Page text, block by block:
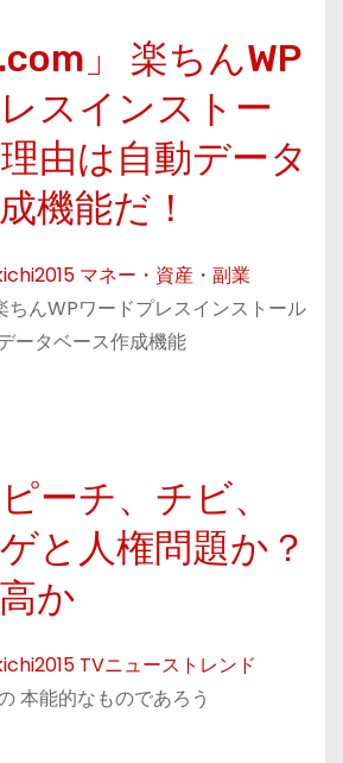
」 楽ちんWP
スインストー
由は自動データ
機能だ！
マネー・資産・副業
ちんWPワードプレスインストール
ータベース作成機能
ーチ、チビ、
と人権問題か？
か
TVニューストレンド
本能的なものであろう